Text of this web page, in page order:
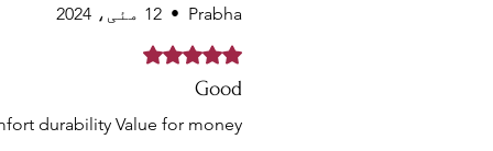
Prabha
• 12 مئی، 2024
Rated 5 out of 5 stars.
Good
durability Value for money